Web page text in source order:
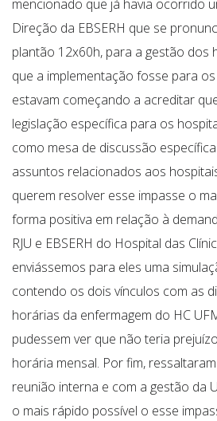
mencionado que já havia ocorrido
Direção da EBSERH que se
plantão 12x60h, para a gestão dos
que a implementação fosse para
estavam começando a acreditar
legislação específica para os
como mesa de discussão
assuntos relacionados aos
querem resolver esse impasse o
forma positiva em relação à
RJU e EBSERH do Hospital das
enviássemos para eles uma
contendo os dois vínculos com as
horárias da enfermagem do HC
pudessem ver que não teria
horária mensal. Por fim,
reunião interna e com a gestão da
o mais rápido possível o esse